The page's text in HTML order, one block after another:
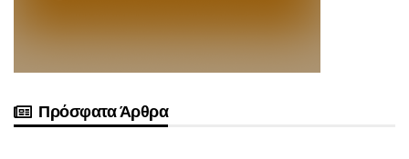
Πρόσφατα Άρθρα